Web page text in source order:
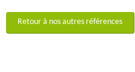
Retour à nos autres références